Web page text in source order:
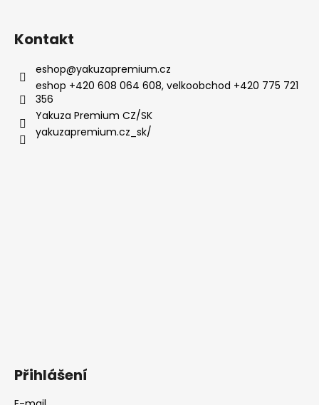
Kontakt
eshop@yakuzapremium.cz
eshop +420 608 064 608, velkoobchod +420 775 721
356
Yakuza Premium CZ/SK
yakuzapremium.cz_sk/
Přihlášení